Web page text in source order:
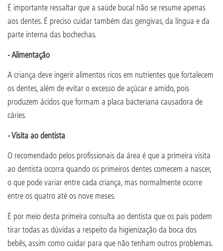
É importante ressaltar que a saúde bucal não se resume apenas
aos dentes. É preciso cuidar também das gengivas, da língua e da
parte interna das bochechas.
- Alimentação
A criança deve ingerir alimentos ricos em nutrientes que fortalecem
os dentes, além de evitar o excesso de açúcar e amido, pois
produzem ácidos que formam a placa bacteriana causadora de
cáries.
- Visita ao dentista
O recomendado pelos profissionais da área é que a primeira visita
ao dentista ocorra quando os primeiros dentes comecem a nascer,
o que pode variar entre cada criança, mas normalmente ocorre
entre os quatro até os nove meses.
É por meio desta primeira consulta ao dentista que os pais podem
tirar todas as dúvidas a respeito da higienização da boca dos
bebês, assim como cuidar para que não tenham outros problemas.